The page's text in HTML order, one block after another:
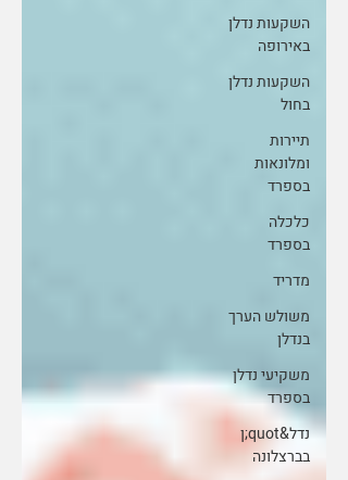
השקעות נדלן
באירופה
השקעות נדלן
בחול
תיירות
ומלונאות
בספרד
כלכלה
בספרד
מדריד
משולש הערך
בנדלן
משקיעי נדלן
בספרד
נדל&quot;ן
בברצלונה